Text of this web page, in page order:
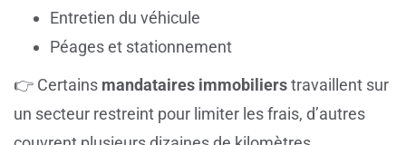
Entretien du véhicule
Péages et stationnement
👉 Certains mandataires immobilierstravaillent sur
un secteur restreint pour limiter les frais, d’autres